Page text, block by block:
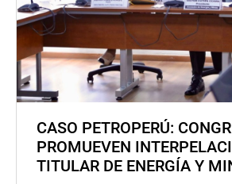
CASO PETROPERÚ:
PROMUEVEN
TITULAR DE ENERGÍA Y